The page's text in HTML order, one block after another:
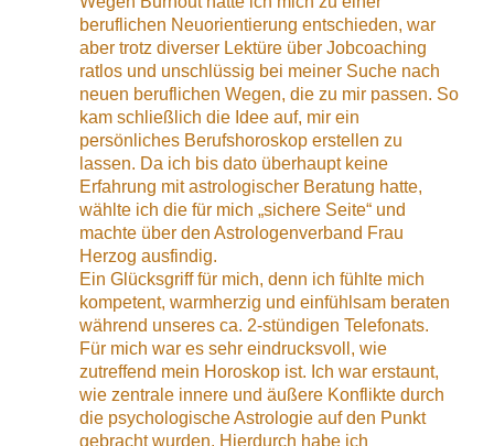
beruflichen Neuorientierung entschieden, war
aber trotz diverser Lektüre über Jobcoaching
ratlos und unschlüssig bei meiner Suche nach
neuen beruflichen Wegen, die zu mir passen. So
kam schließlich die Idee auf, mir ein
persönliches Berufshoroskop erstellen zu
lassen. Da ich bis dato überhaupt keine
Erfahrung mit astrologischer Beratung hatte,
wählte ich die für mich „sichere Seite“ und
machte über den Astrologenverband Frau
Herzog ausfindig.
Ein Glücksgriff für mich, denn ich fühlte mich
kompetent, warmherzig und einfühlsam beraten
während unseres ca. 2-stündigen Telefonats.
Für mich war es sehr eindrucksvoll, wie
zutreffend mein Horoskop ist. Ich war erstaunt,
wie zentrale innere und äußere Konflikte durch
die psychologische Astrologie auf den Punkt
gebracht wurden. Hierdurch habe ich